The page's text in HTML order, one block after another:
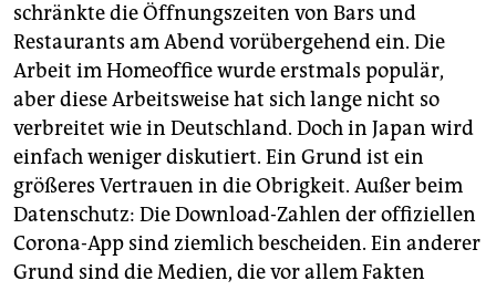
schränkte die Öffnungszeiten von Bars und
Restaurants am Abend vorübergehend ein. Die
Arbeit im Homeoffice wurde erstmals populär,
aber diese Arbeitsweise hat sich lange nicht so
verbreitet wie in Deutschland. Doch in Japan wird
einfach weniger diskutiert. Ein Grund ist ein
größeres Vertrauen in die Obrigkeit. Außer beim
Datenschutz: Die Download-Zahlen der offiziellen
Corona-App sind ziemlich bescheiden. Ein anderer
Grund sind die Medien, die vor allem Fakten